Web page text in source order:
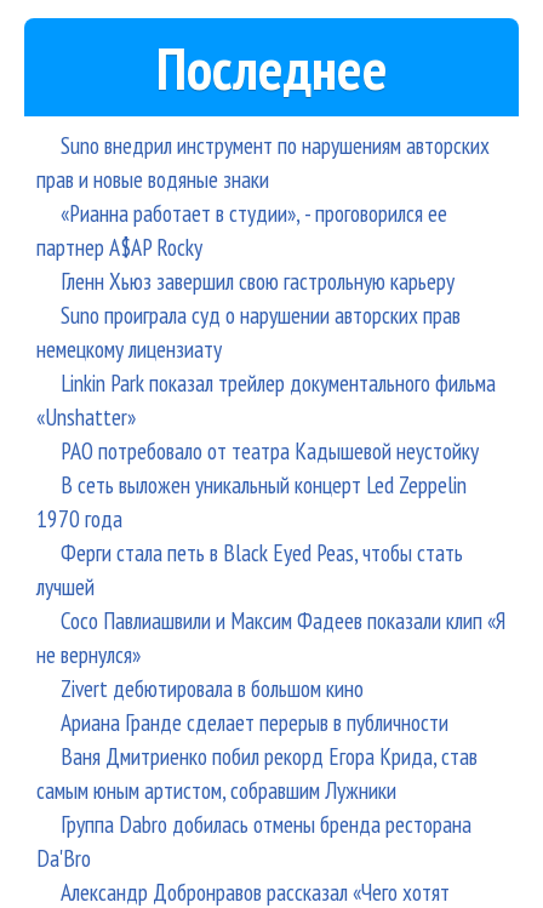
Последнее
Suno внедрил инструмент по нарушениям авторских
прав и новые водяные знаки
«Рианна работает в студии», - проговорился ее
партнер A$AP Rocky
Гленн Хьюз завершил свою гастрольную карьеру
Suno проиграла суд о нарушении авторских прав
немецкому лицензиату
Linkin Park показал трейлер документального фильма
«Unshatter»
РАО потребовало от театра Кадышевой неустойку
В сеть выложен уникальный концерт Led Zeppelin
1970 года
Ферги стала петь в Black Eyed Peas, чтобы стать
лучшей
Сосо Павлиашвили и Максим Фадеев показали клип «Я
не вернулся»
Zivert дебютировала в большом кино
Ариана Гранде сделает перерыв в публичности
Ваня Дмитриенко побил рекорд Егора Крида, став
самым юным артистом, собравшим Лужники
Группа Dabro добилась отмены бренда ресторана
Da'Bro
Александр Добронравов рассказал «Чего хотят